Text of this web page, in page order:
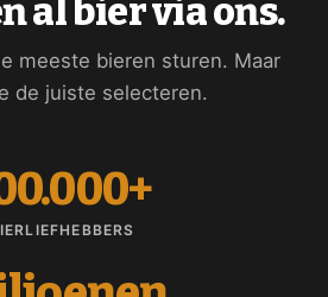
al bier via ons.
meeste bieren sturen. Maar
de juiste selecteren.